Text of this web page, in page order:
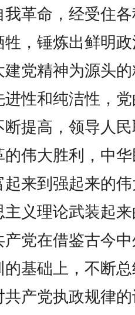
革命，经受住
，锤炼出鲜明
党精神为源头
性和纯洁性，
提高，领导人
伟大胜利，中
来到强起来的
义理论武装起
产党在借鉴古今
基础上，不断
产党执政规律